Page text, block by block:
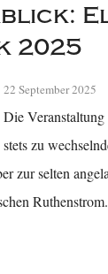
2025
22 September 2025
Die
stets zu
zur selten
Ruthenstrom.